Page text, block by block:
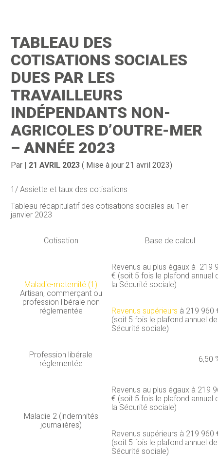
Gestion au quotidien
Pilotage d’entreprise
Entreprise en difficultés
Compta
Juridique
Documents
Dématérialisation / collecte
TABLEAU DES
COTISATIONS SOCIALES
DUES PAR LES
TRAVAILLEURS
INDÉPENDANTS NON-
AGRICOLES D’OUTRE-MER
– ANNÉE 2023
Par | 21 AVRIL 2023 ( Mise à jour 21 avril 2023)
1/ Assiette et taux des cotisations
Tableau récapitulatif des cotisations sociales au 1er
janvier 2023
Cotisation Base de calcul
Maladie-maternité (1)
Artisan, commerçant ou
profession libérale non
réglementée
Revenus au plus égaux à 219
€ (soit 5 fois le plafond annuel
la Sécurité sociale)
Revenus supérieurs à 219 960
(soit 5 fois le plafond annuel
Sécurité sociale)
Profession libérale
réglementée
6,50
Maladie 2 (indemnités
journalières)
Revenus au plus égaux à 219
€ (soit 5 fois le plafond annuel
la Sécurité sociale)
Revenus supérieurs à 219 960
(soit 5 fois le plafond annuel
Sécurité sociale)